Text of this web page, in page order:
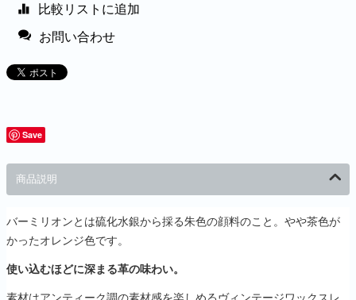
比較リストに追加
お問い合わせ
Save
商品説明
バーミリオンとは硫化水銀から採る朱色の顔料のこと。やや茶色が
かったオレンジ色です。
使い込むほどに深まる革の味わい。